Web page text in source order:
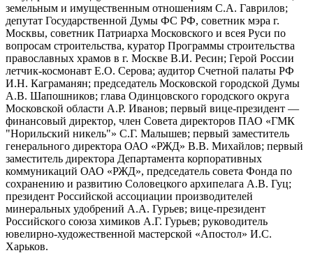
земельным и имущественным отношениям С.А. Гаврилов;
депутат Государственной Думы ФС РФ, советник мэра г.
Москвы, советник Патриарха Московского и всея Руси по
вопросам строительства, куратор Программы строительства
православных храмов в г. Москве В.И. Ресин; Герой России
летчик-космонавт Е.О. Серова; аудитор Счетной палаты РФ
И.Н. Каграманян; председатель Московской городской Думы
А.В. Шапошников; глава Одинцовского городского округа
Московской области А.Р. Иванов; первый вице-президент —
финансовый директор, член Совета директоров ПАО «ГМК
"Норильский никель"» С.Г. Малышев; первый заместитель
генерального директора ОАО «РЖД» В.В. Михайлов; первый
заместитель директора Департамента корпоративных
коммуникаций ОАО «РЖД», председатель совета Фонда по
сохранению и развитию Соловецкого архипелага А.В. Гуц;
президент Российской ассоциации производителей
минеральных удобрений А.А. Гурьев; вице-президент
Российского союза химиков А.Г. Гурьев; руководитель
ювелирно-художественной мастерской «Апостол» И.С.
Харьков.